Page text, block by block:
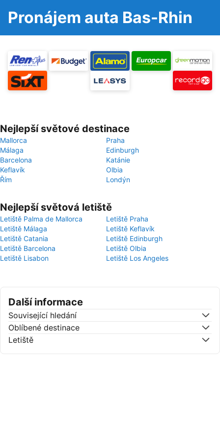
Pronájem auta Bas-Rhin
Nejlepší světové destinace
Mallorca
Praha
Málaga
Edinburgh
Barcelona
Katánie
Keflavík
Olbia
Řím
Londýn
Nejlepší světová letiště
Letiště Palma de Mallorca
Letiště Praha
Letiště Málaga
Letiště Keflavík
Letiště Catania
Letiště Edinburgh
Letiště Barcelona
Letiště Olbia
Letiště Lisabon
Letiště Los Angeles
Další informace
Související hledání
Oblíbené destinace
Letiště